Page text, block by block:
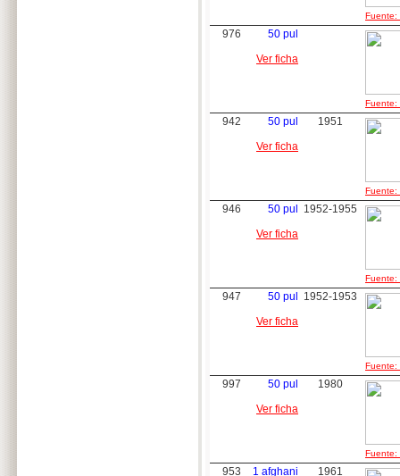
Fuente:
976
50 pul
Ver ficha
Fuente:
942
50 pul
Ver ficha
1951
Fuente:
946
50 pul
Ver ficha
1952-1955
Fuente:
947
50 pul
Ver ficha
1952-1953
Fuente:
997
50 pul
Ver ficha
1980
Fuente:
953
1 afghani
1961